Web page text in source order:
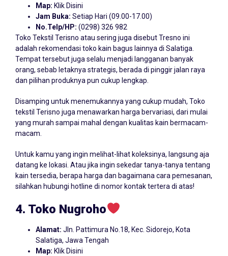
Map: Klik Disini
Jam Buka: Setiap Hari (09.00-17.00)
No.Telp/HP: (0298) 326 982
Toko Tekstil Terisno atau sering juga disebut Tresno ini
adalah rekomendasi toko kain bagus lainnya di Salatiga.
Tempat tersebut juga selalu menjadi langganan banyak
orang, sebab letaknya strategis, berada di pinggir jalan raya
dan pilihan produknya pun cukup lengkap.
Disamping untuk menemukannya yang cukup mudah, Toko
tekstil Terisno juga menawarkan harga bervariasi, dari mulai
yang murah sampai mahal dengan kualitas kain bermacam-
macam.
Untuk kamu yang ingin melihat-lihat koleksinya, langsung aja
datang ke lokasi. Atau jika ingin sekedar tanya-tanya tentang
kain tersedia, berapa harga dan bagaimana cara pemesanan,
silahkan hubungi hotline di nomor kontak tertera di atas!
4. Toko Nugroho
Alamat: Jln. Pattimura No.18, Kec. Sidorejo, Kota
Salatiga, Jawa Tengah
Map: Klik Disini